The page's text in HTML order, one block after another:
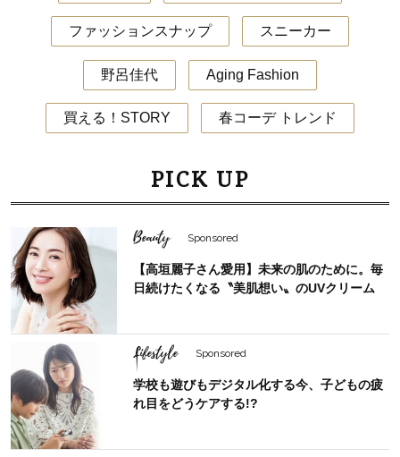
ファッションスナップ スニーカー
野呂佳代 Aging Fashion
買える！STORY 春コーデ トレンド
PICK UP
Beauty Sponsored
【高垣麗子さん愛用】未来の肌のために。毎
日続けたくなる〝美肌想い〟のUVクリーム
Lifestyle Sponsored
学校も遊びもデジタル化する今、子どもの疲
れ目をどうケアする!?